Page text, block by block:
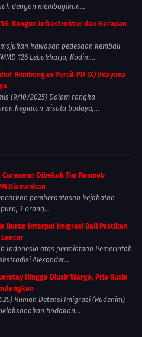
dengan membagikan...
Bangun Infrastruktur dan Harapan
kawasan pedesaan kembali
126 Lebakharjo, Kodim...
Rombongan Persit PD IX/Udayana
(9/10/2025) Dalam rangka
kegiatan wisata budaya,...
Dibekuk Tim Resmob
Diamankan
pemberantasan kejahatan
3 orang...
Buron Interpol Imigrasi Bali Pastikan
Indonesia atas permintaan Pemerintah
Alexander...
Hingga Diusir Warga, Pria Rusia
Rumah Detensi Imigrasi (Rudenim)
tindakan...